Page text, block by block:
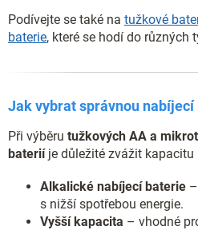
Podívejte se také na tužkové
baterie, které se hodí do různých
Jak vybrat správnou
Při výběru tužkových AA a
bateriíje důležité zvážit kapacitu
Alkalické nabíjecí baterie
s nižší spotřebou energie.
Vyšší kapacita – vhodné